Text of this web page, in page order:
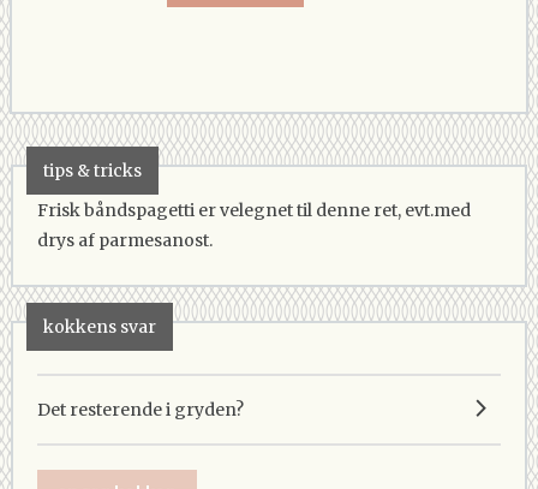
tips & tricks
Frisk båndspagetti er velegnet til denne ret, evt.med
drys af parmesanost.
kokkens svar
Det resterende i gryden?